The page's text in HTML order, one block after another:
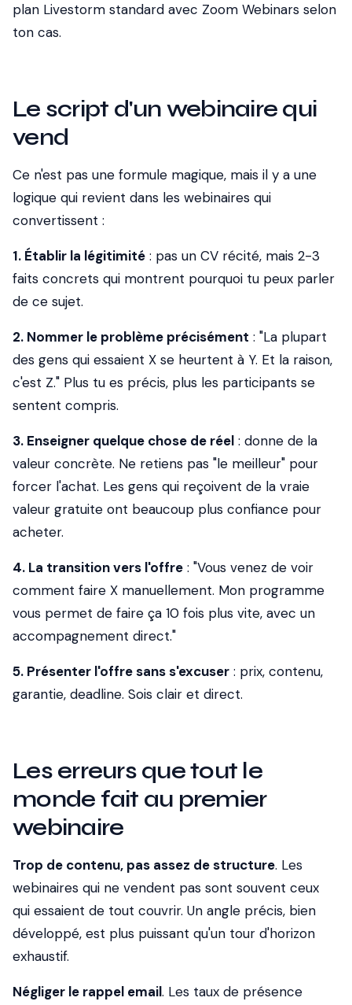
plan Livestorm standard avec Zoom Webinars selon
ton cas.
Le script d'un webinaire qui
vend
Ce n'est pas une formule magique, mais il y a une
logique qui revient dans les webinaires qui
convertissent :
1. Établir la légitimité : pas un CV récité, mais 2-3
faits concrets qui montrent pourquoi tu peux parler
de ce sujet.
2. Nommer le problème précisément : "La plupart
des gens qui essaient X se heurtent à Y. Et la raison,
c'est Z." Plus tu es précis, plus les participants se
sentent compris.
3. Enseigner quelque chose de réel : donne de la
valeur concrète. Ne retiens pas "le meilleur" pour
forcer l'achat. Les gens qui reçoivent de la vraie
valeur gratuite ont beaucoup plus confiance pour
acheter.
4. La transition vers l'offre : "Vous venez de voir
comment faire X manuellement. Mon programme
vous permet de faire ça 10 fois plus vite, avec un
accompagnement direct."
5. Présenter l'offre sans s'excuser : prix, contenu,
garantie, deadline. Sois clair et direct.
Les erreurs que tout le
monde fait au premier
webinaire
Trop de contenu, pas assez de structure. Les
webinaires qui ne vendent pas sont souvent ceux
qui essaient de tout couvrir. Un angle précis, bien
développé, est plus puissant qu'un tour d'horizon
exhaustif.
Négliger le rappel email. Les taux de présence